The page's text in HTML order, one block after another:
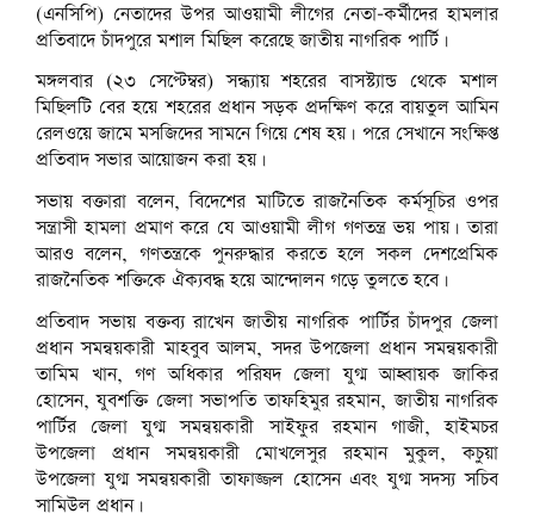
(এনসিপি) নেতাদের উপর আওয়ামী লীগের নেতা-কর্মীদের হামলার
প্রতিবাদে চাঁদপুরে মশাল মিছিল করেছে জাতীয় নাগরিক পার্টি।
মঙ্গলবার (২৩ সেপ্টেম্বর) সন্ধ্যায় শহরের বাসস্ট্যান্ড থেকে মশাল
মিছিলটি বের হয়ে শহরের প্রধান সড়ক প্রদক্ষিণ করে বায়তুল আমিন
রেলওয়ে জামে মসজিদের সামনে গিয়ে শেষ হয়। পরে সেখানে সংক্ষিপ্ত
প্রতিবাদ সভার আয়োজন করা হয়।
সভায় বক্তারা বলেন, বিদেশের মাটিতে রাজনৈতিক কর্মসূচির ওপর
সন্ত্রাসী হামলা প্রমাণ করে যে আওয়ামী লীগ গণতন্ত্র ভয় পায়। তারা
আরও বলেন, গণতন্ত্রকে পুনরুদ্ধার করতে হলে সকল দেশপ্রেমিক
রাজনৈতিক শক্তিকে ঐক্যবদ্ধ হয়ে আন্দোলন গড়ে তুলতে হবে।
প্রতিবাদ সভায় বক্তব্য রাখেন জাতীয় নাগরিক পার্টির চাঁদপুর জেলা
প্রধান সমন্বয়কারী মাহবুব আলম, সদর উপজেলা প্রধান সমন্বয়কারী
তামিম খান, গণ অধিকার পরিষদ জেলা যুগ্ম আহ্বায়ক জাকির
হোসেন, যুবশক্তি জেলা সভাপতি তাফহিমুর রহমান, জাতীয় নাগরিক
পার্টির জেলা যুগ্ম সমন্বয়কারী সাইফুর রহমান গাজী, হাইমচর
উপজেলা প্রধান সমন্বয়কারী মোখলেসুর রহমান মুকুল, কচুয়া
উপজেলা যুগ্ম সমন্বয়কারী তাফাজ্জল হোসেন এবং যুগ্ম সদস্য সচিব
সামিউল প্রধান।